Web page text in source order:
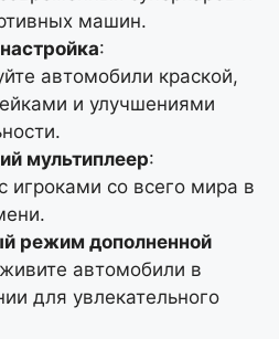
машин.
:
автомобили краской,
и улучшениями
мультиплеер:
игроками со всего мира в
режим дополненной
автомобили в
для увлекательного